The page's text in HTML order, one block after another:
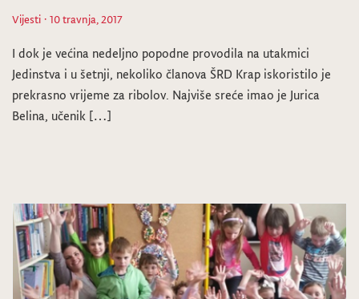
Vijesti · 10 travnja, 2017
I dok je većina nedeljno popodne provodila na utakmici
Jedinstva i u šetnji, nekoliko članova ŠRD Krap iskoristilo je
prekrasno vrijeme za ribolov. Najviše sreće imao je Jurica
Belina, učenik […]